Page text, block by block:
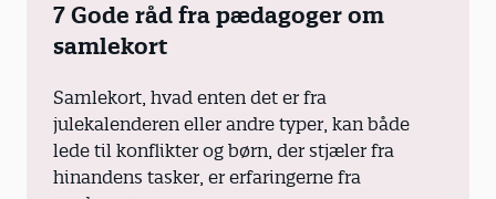
7 Gode råd fra pædagoger om
samlekort
Samlekort, hvad enten det er fra
julekalenderen eller andre typer, kan både
lede til konflikter og børn, der stjæler fra
hinandens tasker, er erfaringerne fra